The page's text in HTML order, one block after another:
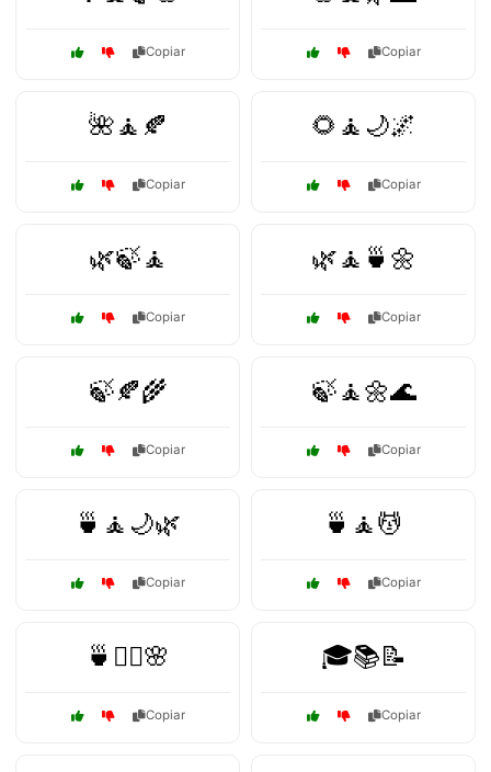
Copiar Copiar
🌺🧘🍂
Copiar
🌻🧘🌙🌌
Copiar
🌿🍃🧘
Copiar
🌿🧘🍵🌼
Copiar
🍃🍂🌾
Copiar
🍃🧘🌼🌊
Copiar
🍵🧘🌙🌿
Copiar
🍵🧘💆
Copiar
🍵🧘‍♂️🌸
Copiar
🎓📚📝
Copiar